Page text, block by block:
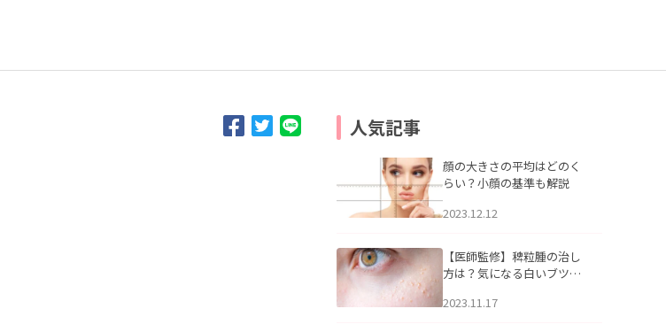
人気記事
顔の大きさの平均はどのく
らい？小顔の基準も解説
2023.12.12
【医師監修】稗粒腫の治し
方は？気になる白いブツブ
アについて
2023.11.17